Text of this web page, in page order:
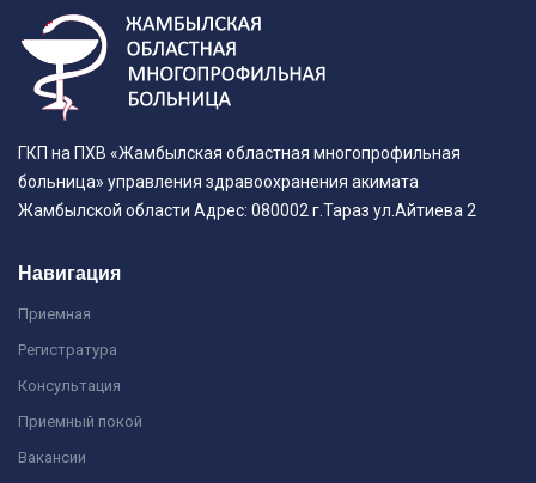
ГКП на ПХВ «Жамбылская областная многопрофильная
больница» управления здравоохранения акимата
Жамбылской области Адрес: 080002 г.Тараз ул.Айтиева 2
Навигация
Приемная
Регистратура
Консультация
Приемный покой
Вакансии